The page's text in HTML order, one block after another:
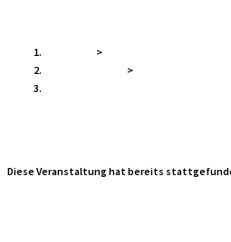
>
>
Diese Veranstaltung hat bereits